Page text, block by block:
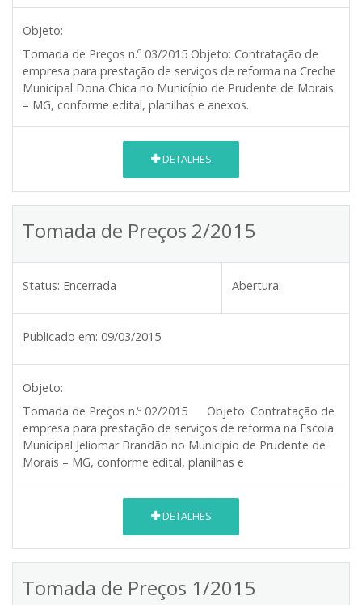
Objeto:
Tomada de Preços n.º 03/2015 Objeto: Contratação de
empresa para prestação de serviços de reforma na Creche
Municipal Dona Chica no Município de Prudente de Morais
– MG, conforme edital, planilhas e anexos.
DETALHES
Tomada de Preços 2/2015
Status: Encerrada Abertura:
Publicado em: 09/03/2015
Objeto:
Tomada de Preços n.º 02/2015
Objeto: Contratação de
empresa para prestação de serviços de reforma na Escola
Municipal Jeliomar Brandão no Município de Prudente de
Morais – MG, conforme edital, planilhas e
DETALHES
Tomada de Preços 1/2015